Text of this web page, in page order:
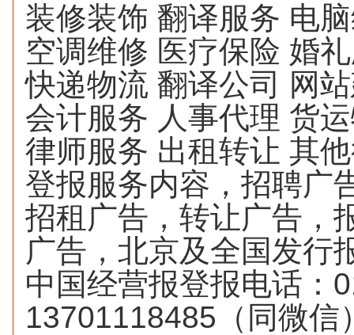
装修装饰 翻译服务 电
空调维修 医疗保险 婚
快递物流 翻译公司
网
会计服务 人事代理 货
律师服务 出租转让 其
登报服务内容，招聘广
招租广告，转让广告，
广告，北京及全国发行
中国经营报登报电话：
13701118485（同微信